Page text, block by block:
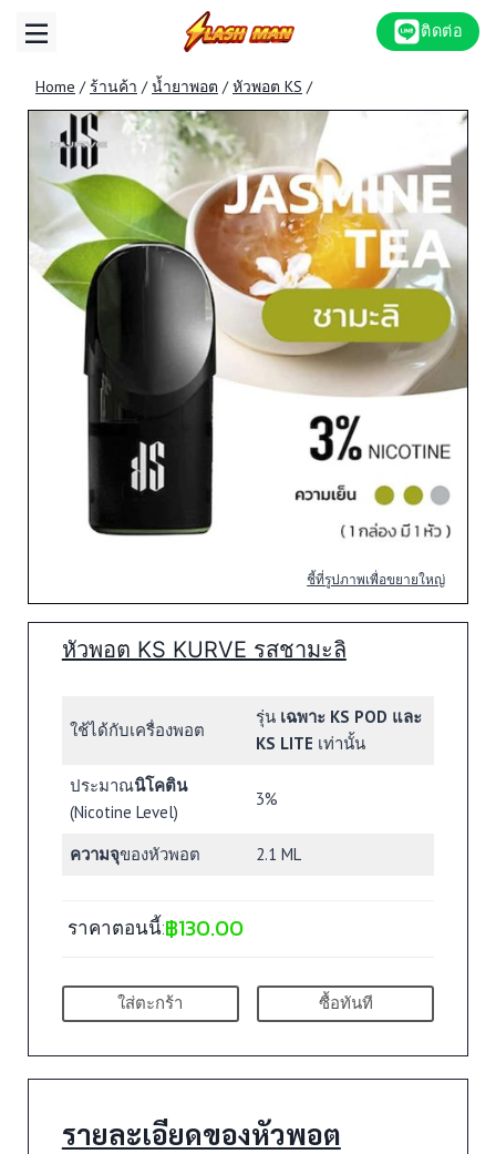
ติดต่อ
Home / ร้านค้า / น้ำยาพอต / หัวพอต KS /
ชี้ที่รูปภาพเพื่อขยายใหญ่
หัวพอต KS KURVE รสชามะลิ
ใช้ได้กับเครื่องพอต
รุ่น เฉพาะ KS POD และ
KS LITE เท่านั้น
ประมาณนิโคติน
(Nicotine Level)
3%
ความจุของหัวพอต 2.1 ML
ราคาตอนนี้:฿130.00
ใส่ตะกร้า ซื้อทันที
รายละเอียดของหัวพอต